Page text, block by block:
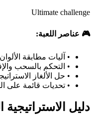
Ultimate challenge
🎮 عناصر اللعبة:
• آليات مطابقة الألوان
• التحكم بالسحب
• حل الألغاز
• تحديات قائمة على
دليل الاستراتيجية